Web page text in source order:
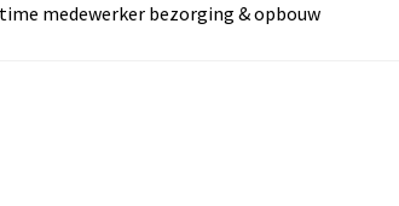
medewerker bezorging & opbouw